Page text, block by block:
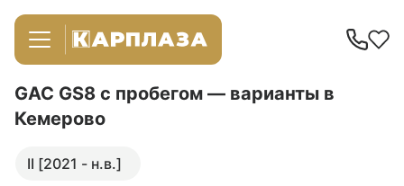
GAC GS8 с пробегом — варианты в
Кемерово
II [2021 - н.в.]